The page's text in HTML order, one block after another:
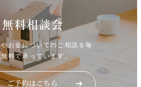
無料相談会
お金についてのご相談を毎
料で承っています。